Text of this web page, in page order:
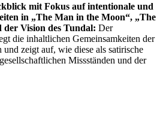
mit Fokus auf intentionale und
in „The Man in the Moon“, „The
Vision des Tundal: Der
die inhaltlichen Gemeinsamkeiten der
zeigt auf, wie diese als satirische
Missständen und der